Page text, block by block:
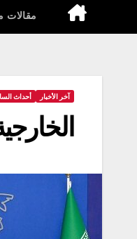
مقالات
آخر الأخبار أحداث